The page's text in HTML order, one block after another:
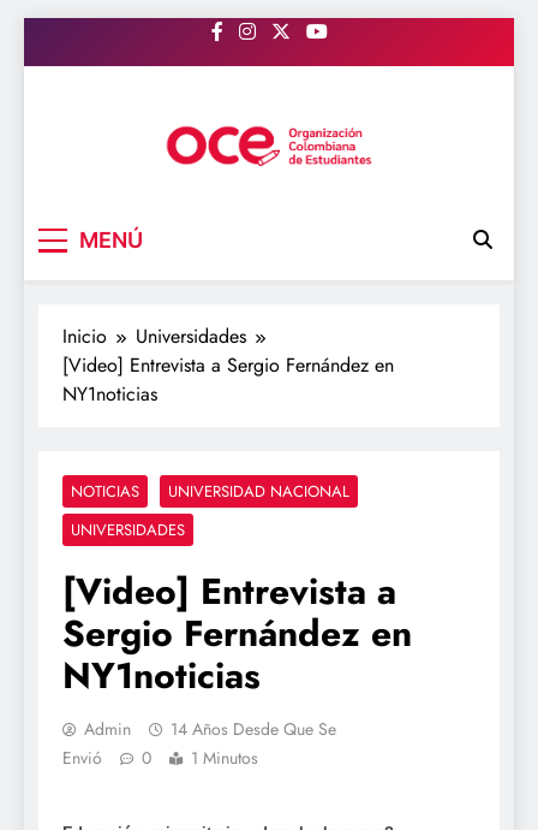
al
MENÚ
Inicio
Universidades
[Video] Entrevista a Sergio Fernández en
NY1noticias
NOTICIAS
UNIVERSIDAD NACIONAL
UNIVERSIDADES
[Video] Entrevista a
Sergio Fernández en
NY1noticias
Admin
14 Años Desde Que Se
Envió
0 1 Minutos